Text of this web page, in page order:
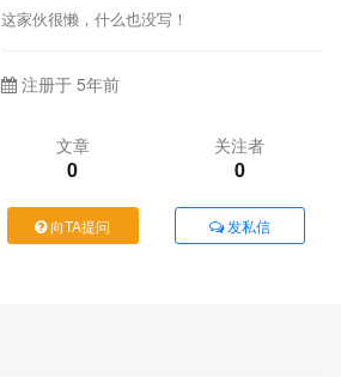
这家伙很懒，什么也没写！
注册于 5年前
文章
0
关注者
0
向TA提问 发私信